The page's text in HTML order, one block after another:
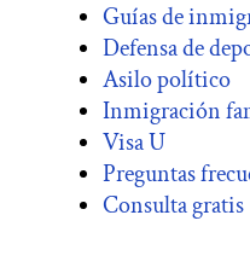
Guías de
Defensa de
Asilo político
Inmigración
Visa U
Preguntas
Consulta gratis